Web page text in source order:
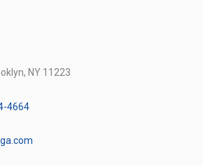
NY 11223
4664